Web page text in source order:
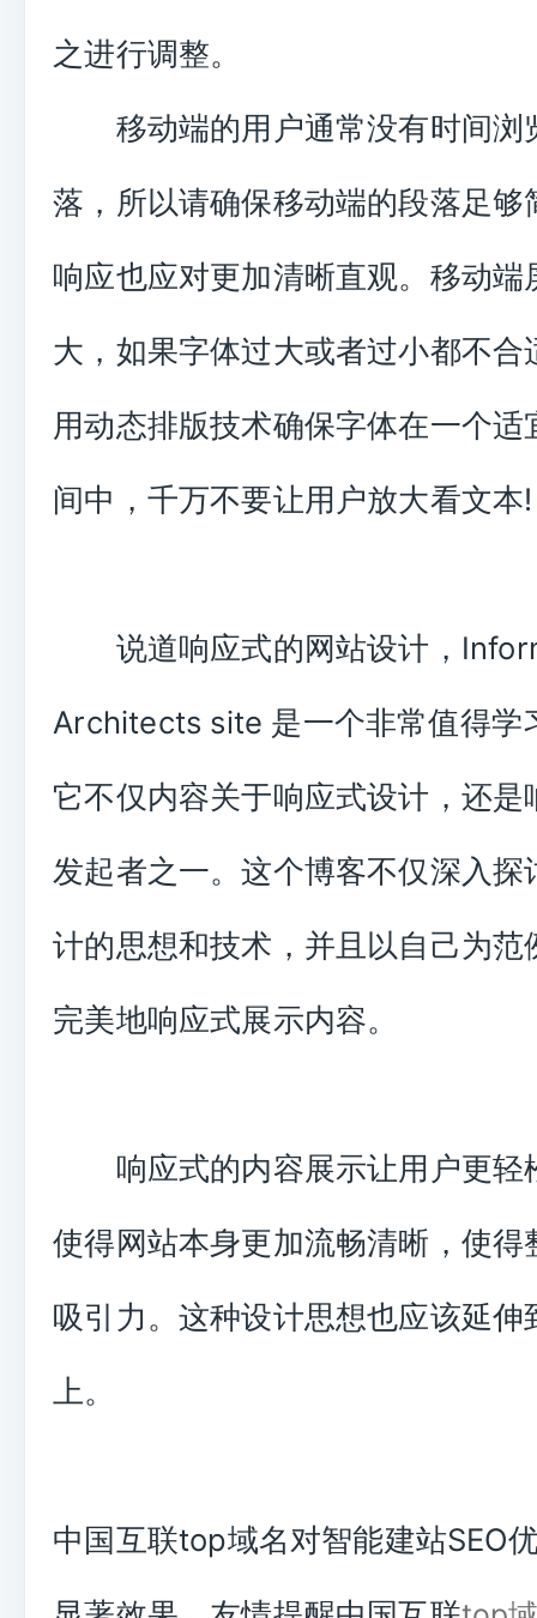
之进行调整。
移动端的用户通常没有时间浏
落，所以请确保移动端的段落足够
响应也应对更加清晰直观。移动端
大，如果字体过大或者过小都不合
用动态排版技术确保字体在一个适
间中，千万不要让用户放大看文本!
说道响应式的网站设计，
Architects site 是一个非常值得
它不仅内容关于响应式设计，还是
发起者之一。这个博客不仅深入探
计的思想和技术，并且以自己为范
完美地响应式展示内容。
响应式的内容展示让用户更轻
使得网站本身更加流畅清晰，使得
吸引力。这种设计思想也应该延伸
上。
中国互联top域名对智能建站SEO